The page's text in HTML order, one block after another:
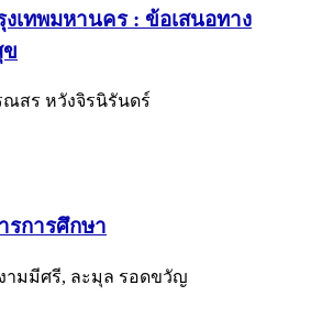
งเทพมหานคร : ข้อเสนอทาง
ข
สร หวังจิรนิรันดร์
รการศึกษา
ามมีศรี, ละมุล รอดขวัญ